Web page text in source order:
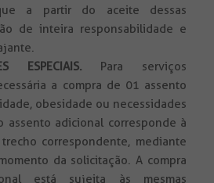
a partir do aceite dessas
de inteira responsabilidade e
ESPECIAIS. Para serviços
a compra de 01 assento
obesidade ou necessidades
assento adicional corresponde à
correspondente, mediante
da solicitação. A compra
está sujeita às mesmas